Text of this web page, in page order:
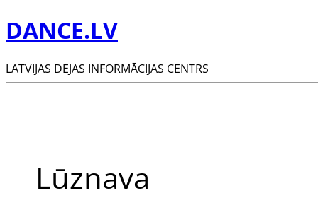
DANCE.LV
LATVIJAS DEJAS INFORMĀCIJAS CENTRS
Lūznava